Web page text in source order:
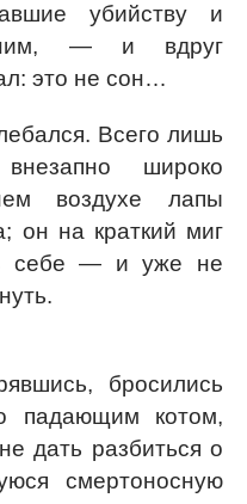
убийству и
ним, — и вдруг
это не сон…
Всего лишь
широко
воздухе лапы
он на краткий миг
в себе — и уже не
бросились
падающим котом,
дать разбиться о
смертоносную